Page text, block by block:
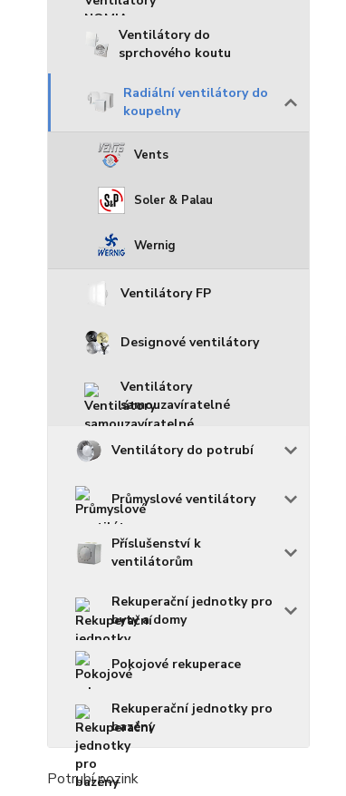
Ventilátory do
sprchového koutu
Radiální ventilátory do
koupelny
Vents
Soler & Palau
Wernig
Ventilátory FP
Designové ventilátory
Ventilátory
samouzavíratelné
Ventilátory do potrubí
Průmyslové ventilátory
Příslušenství k
ventilátorům
Rekuperační jednotky pro
byty a domy
Pokojové rekuperace
Rekuperační jednotky pro
bazény
Potrubí pozink